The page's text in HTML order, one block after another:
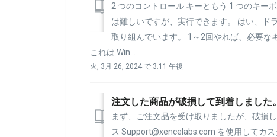
2 つのコントロール キーともう 1 つのキー
は難しいですが、実行できます。 はい、ド
取り組んでいます。 1～2回やれば、必要な
これは Win...
火, 3月 26, 2024 で 3:11 午後
注文した商品が破損して到着しまし
まず、ご注文品を受け取りましたが、破損
ス Support@xencelabs.com を使用してカ